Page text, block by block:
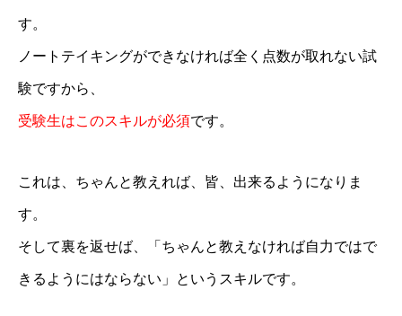
す。
ノートテイキングができなければ全く点数が取れない試
験ですから、
受験生はこのスキルが必須です。
これは、ちゃんと教えれば、皆、出来るようになりま
す。
そして裏を返せば、「ちゃんと教えなければ自力ではで
きるようにはならない」というスキルです。